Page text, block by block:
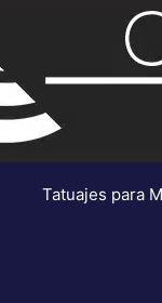
Tatuajes para